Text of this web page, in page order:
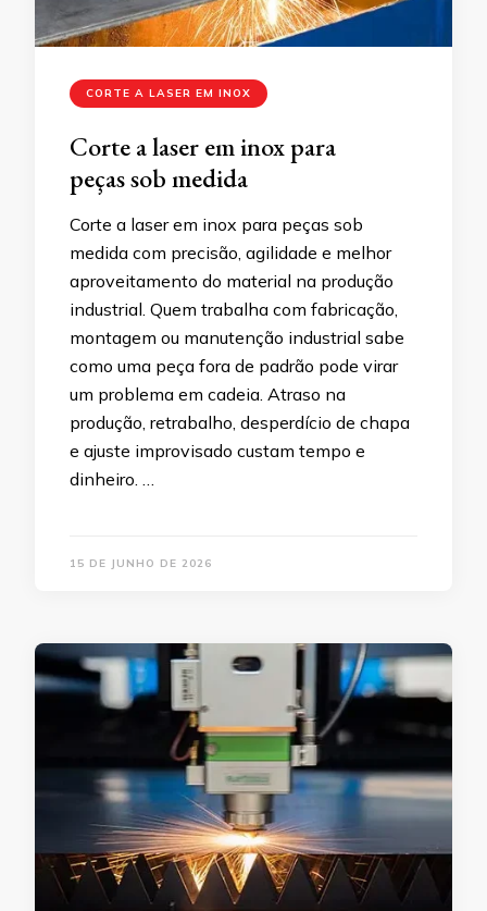
CORTE A LASER EM INOX
Corte a laser em inox para
peças sob medida
Corte a laser em inox para peças sob
medida com precisão, agilidade e melhor
aproveitamento do material na produção
industrial. Quem trabalha com fabricação,
montagem ou manutenção industrial sabe
como uma peça fora de padrão pode virar
um problema em cadeia. Atraso na
produção, retrabalho, desperdício de chapa
e ajuste improvisado custam tempo e
dinheiro. …
15 DE JUNHO DE 2026